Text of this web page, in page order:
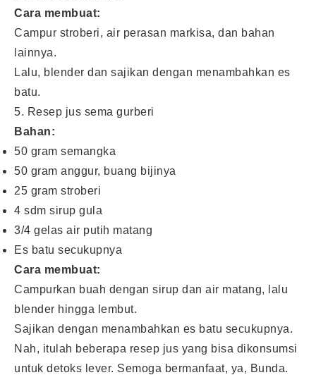
Cara membuat:
Campur stroberi, air perasan markisa, dan bahan
lainnya.
Lalu, blender dan sajikan dengan menambahkan es
batu.
5. Resep jus sema gurberi
Bahan:
50 gram semangka
50 gram anggur, buang bijinya
25 gram stroberi
4 sdm sirup gula
3/4 gelas air putih matang
Es batu secukupnya
Cara membuat:
Campurkan buah dengan sirup dan air matang, lalu
blender hingga lembut.
Sajikan dengan menambahkan es batu secukupnya.
Nah, itulah beberapa resep jus yang bisa dikonsumsi
untuk detoks lever. Semoga bermanfaat, ya, Bunda.